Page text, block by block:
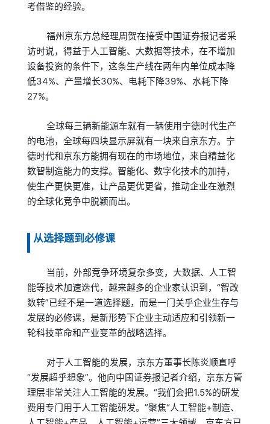
考借鉴的经验。
福州京东方总经理周贺在接受中国证券报记者采
访时说，得益于人工智能、大数据等技术，在不增加
设备投资的条件下，这条生产线在两年内单位成本降
低34%、产量增长30%、电耗下降39%、水耗下降
27%。
全球每三辆新能源车就有一辆使用宁德时代生产
的电池，全球每四块显示屏就有一块来自京东方。宁
德时代和京东方能拥有现在的市场地位，来自精益化
数智制造能力的支撑。智能化、数字化技术的加持，
使生产更快更准，让产品更优更省，推动企业在激烈
的全球化竞争中脱颖而出。
从选择题到必修课
当前，外部竞争环境复杂多变，大数据、人工智
能等技术加速迭代，越来越多的企业家认识到，“智改
数转”已经不是一道选择题，而是一门关乎企业生存与
发展的必修课，是新形势下企业主动适应和引领新一
轮科技革命和产业变革的战略选择。
对于人工智能的发展，京东方董事长陈炎顺直呼
“发展超乎想象”。他向中国证券报记者介绍，京东方管
理层非常关注人工智能的发展。“我们会把1.5%的研发
费用专门用于人工智能研发。”聚焦“人工智能+制造、